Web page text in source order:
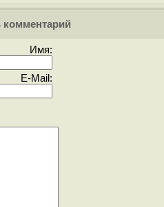
комментарий
Имя:
E-Mail: